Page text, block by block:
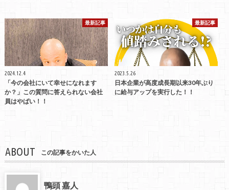
最新記事
2024.12.4
「今の会社にいて幸せになれます
か？」この質問に答えられない会社
員はやばい！！
最新記事
2023.5.26
日本企業が高度成長期以来30年ぶり
に給与アップを実行した！！
ABOUT この記事をかいた人
鴨頭 嘉人